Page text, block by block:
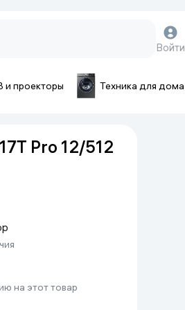
для смартфонов
товары
Войти
и проекторы Техника для дома
Pro 12/512
на этот товар